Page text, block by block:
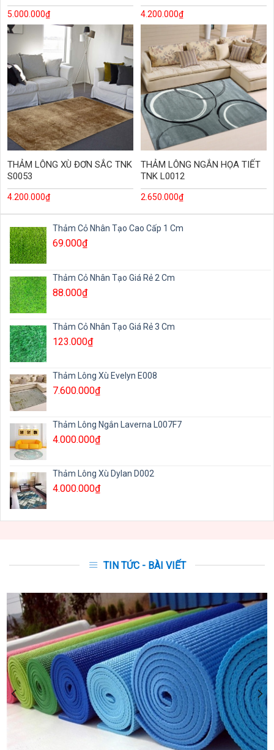
5.000.000₫ 4.200.000₫
THẢM LÔNG XÙ ĐƠN SẮC TNK
S0053
4.200.000₫
THẢM LÔNG NGẮN HỌA TIẾT
TNK L0012
2.650.000₫
Thảm Cỏ Nhân Tạo Cao Cấp 1 Cm
69.000₫
Thảm Cỏ Nhân Tạo Giá Rẻ 2 Cm
88.000₫
Thảm Cỏ Nhân Tạo Giá Rẻ 3 Cm
123.000₫
Thảm Lông Xù Evelyn E008
7.600.000₫
Thảm Lông Ngắn Laverna L007F7
4.000.000₫
Thảm Lông Xù Dylan D002
4.000.000₫
TIN TỨC - BÀI VIẾT